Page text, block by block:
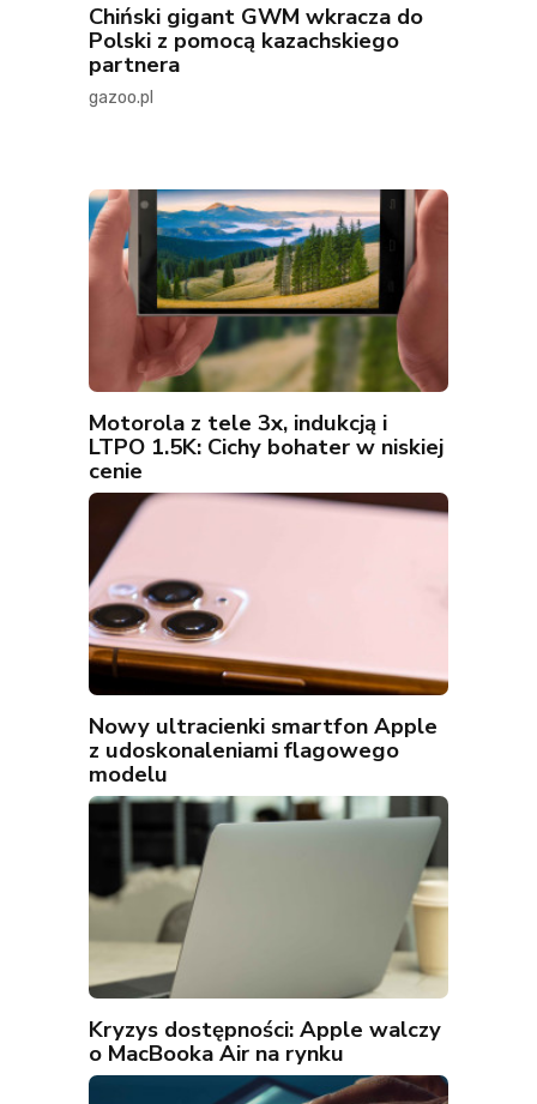
Chiński gigant GWM wkracza do
Polski z pomocą kazachskiego
partnera
gazoo.pl
Motorola z tele 3x, indukcją i
LTPO 1.5K: Cichy bohater w niskiej
cenie
Nowy ultracienki smartfon Apple
z udoskonaleniami flagowego
modelu
Kryzys dostępności: Apple walczy
o MacBooka Air na rynku